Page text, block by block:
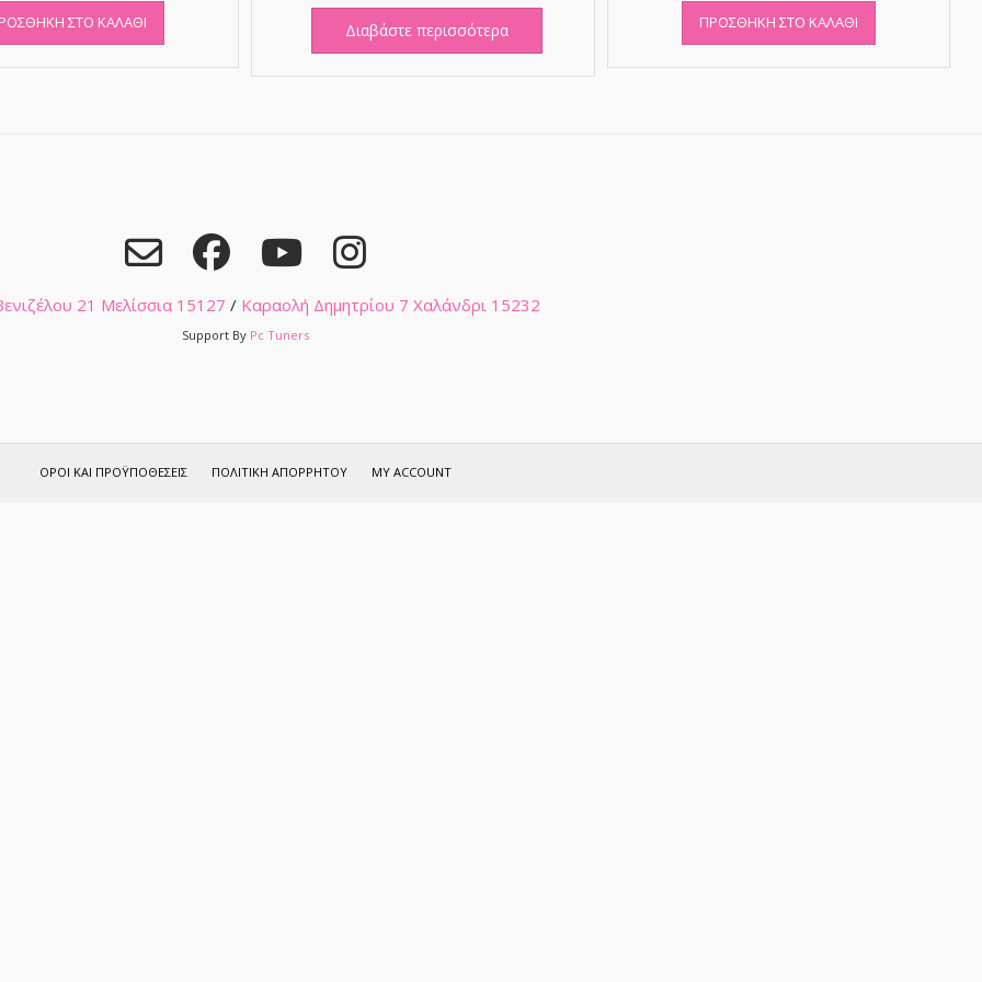
ΣΤΟ ΚΑΛΆΘΙ Διαβάστε περισσότερα ΠΡΟΣΘΉΚΗ ΣΤΟ ΚΑΛΆΘΙ
21 Μελίσσια 15127 / Καραολή Δημητρίου 7 Χαλάνδρι 15232
Support By Pc Tuners
ΌΡΟΙ ΚΑΙ ΠΡΟΫΠΟΘΈΣΕΙΣ ΠΟΛΙΤΙΚΉ ΑΠΟΡΡΉΤΟΥ MY ACCOUNT